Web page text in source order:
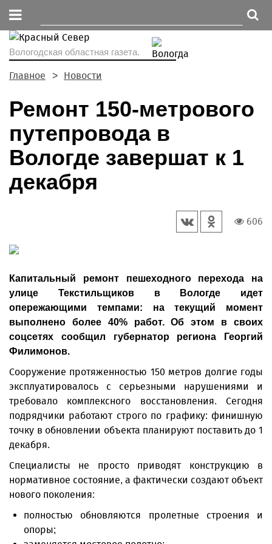
Вологодская областная газета.
Главное Новости
Ремонт 150-метрового
путепровода в
Вологде завершат к 1
декабря
606
Капитальный ремонт пешеходного перехода на
улице Текстильщиков в Вологде идет
опережающими темпами: на текущий момент
выполнено более 40% работ. Об этом в своих
соцсетях сообщил губернатор региона Георгий
Филимонов.
Сооружение протяженностью 150 метров долгие годы
эксплуатировалось с серьезными нарушениями и
требовало комплексного восстановления. Сегодня
подрядчики работают строго по графику: финишную
точку в обновлении объекта планируют поставить до 1
декабря.
Специалисты не просто приводят конструкцию в
нормативное состояние, а фактически создают объект
нового поколения:
полностью обновляются пролетные строения и
опоры;